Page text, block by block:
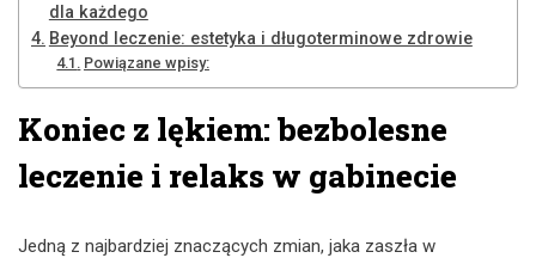
dla każdego
Beyond leczenie: estetyka i długoterminowe zdrowie
Powiązane wpisy:
Koniec z lękiem: bezbolesne
leczenie i relaks w gabinecie
Jedną z najbardziej znaczących zmian, jaka zaszła w